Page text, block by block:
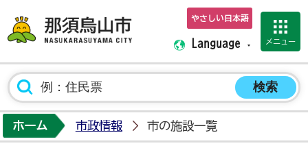
那須烏山市ホーム
やさしい日本語
Language メニュー
ホーム 市政情報 市の施設一覧